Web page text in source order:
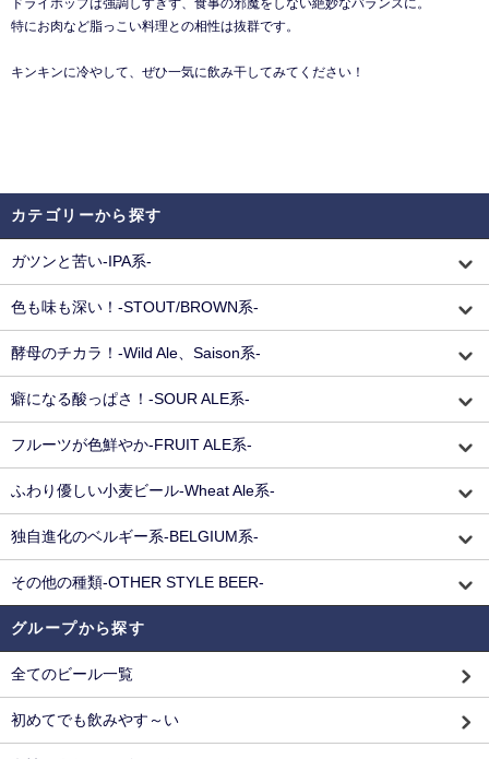
ドライホップは強調しすぎず、食事の邪魔をしない絶妙なバランスに。
特にお肉など脂っこい料理との相性は抜群です。
キンキンに冷やして、ぜひ一気に飲み干してみてください！
カテゴリーから探す
ガツンと苦い-IPA系-
色も味も深い！-STOUT/BROWN系-
酵母のチカラ！-Wild Ale、Saison系-
癖になる酸っぱさ！-SOUR ALE系-
フルーツが色鮮やか-FRUIT ALE系-
ふわり優しい小麦ビール-Wheat Ale系-
独自進化のベルギー系-BELGIUM系-
その他の種類-OTHER STYLE BEER-
グループから探す
全てのビール一覧
初めてでも飲みやす～い